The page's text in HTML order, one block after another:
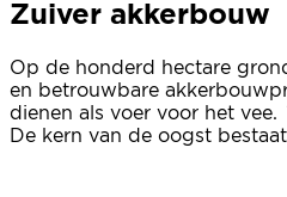
Zuiver akkerbouw
Op de honderd hectare
en betrouwbare
dienen als voer voor het
De kern van de oogst